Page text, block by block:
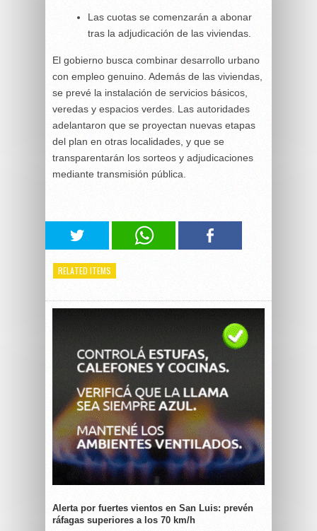
Las cuotas se comenzarán a abonar
tras la adjudicación de las viviendas.
El gobierno busca combinar desarrollo urbano
con empleo genuino. Además de las viviendas,
se prevé la instalación de servicios básicos,
veredas y espacios verdes. Las autoridades
adelantaron que se proyectan nuevas etapas
del plan en otras localidades, y que se
transparentarán los sorteos y adjudicaciones
mediante transmisión pública.
RELATED ITEMS
Alerta por fuertes vientos en San Luis: prevén
ráfagas superiores a los 70 km/h